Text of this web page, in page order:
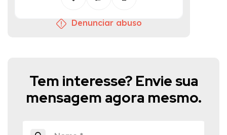
Denunciar abuso
Tem interesse? Envie sua
mensagem agora mesmo.